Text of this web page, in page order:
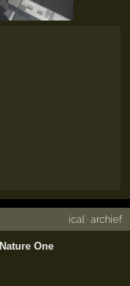
ical · archief
Nature One